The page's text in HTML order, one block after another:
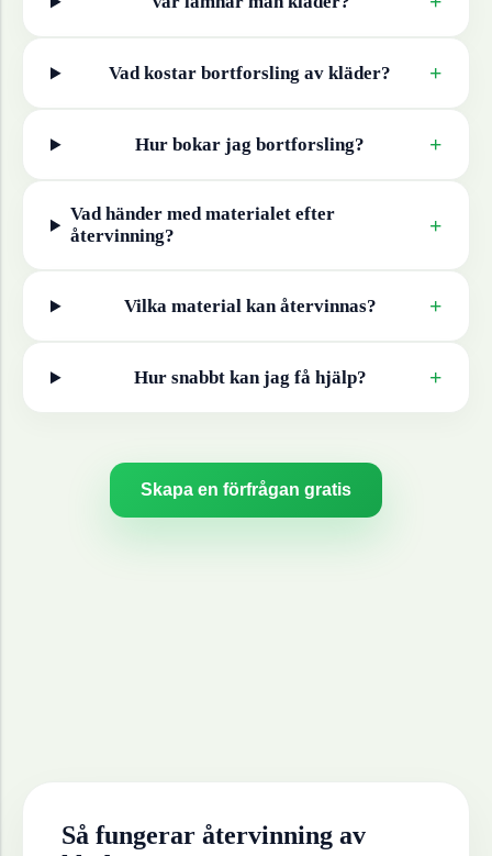
Vad kostar bortforsling av kläder? +
Hur bokar jag bortforsling? +
Vad händer med materialet efter
återvinning?
+
Vilka material kan återvinnas? +
Hur snabbt kan jag få hjälp? +
Skapa en förfrågan gratis
Så fungerar återvinning av